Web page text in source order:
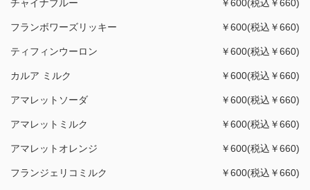
チャイナブルー ￥600(税込￥660)
フランボワーズリッキー ￥600(税込￥660)
ティフィンウーロン ￥600(税込￥660)
カルア ミルク ￥600(税込￥660)
アマレットソーダ ￥600(税込￥660)
アマレットミルク ￥600(税込￥660)
アマレットオレンジ ￥600(税込￥660)
フランジェリコミルク ￥600(税込￥660)